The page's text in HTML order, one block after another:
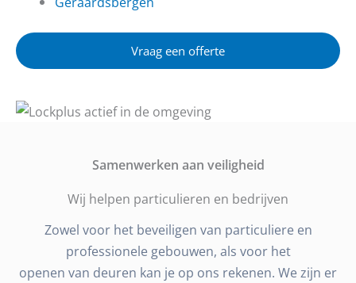
Vraag een offerte
Samenwerken aan veiligheid
Wij helpen particulieren en bedrijven
Zowel voor het beveiligen van particuliere en
professionele gebouwen, als voor het
openen van deuren kan je op ons rekenen. We zijn er